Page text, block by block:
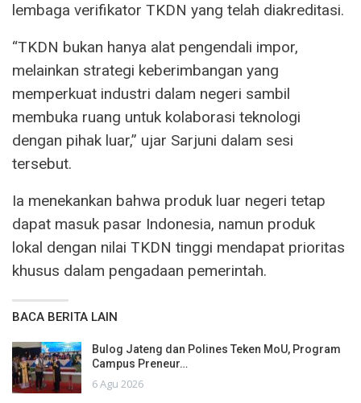
lembaga verifikator TKDN yang telah diakreditasi.
“TKDN bukan hanya alat pengendali impor,
melainkan strategi keberimbangan yang
memperkuat industri dalam negeri sambil
membuka ruang untuk kolaborasi teknologi
dengan pihak luar,” ujar Sarjuni dalam sesi
tersebut.
Ia menekankan bahwa produk luar negeri tetap
dapat masuk pasar Indonesia, namun produk
lokal dengan nilai TKDN tinggi mendapat prioritas
khusus dalam pengadaan pemerintah.
BACA BERITA LAIN
Bulog Jateng dan Polines Teken MoU, Program
Campus Preneur…
6 Agu 2026